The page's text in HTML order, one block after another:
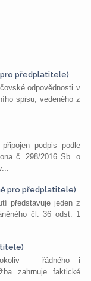
předplatitele)
odpovědnosti v
spisu, vedeného z
podpis podle
č. 298/2016 Sb. o
pro předplatitele)
představuje jeden z
čl. 36 odst. 1
– řádného i
zahrnuje faktické